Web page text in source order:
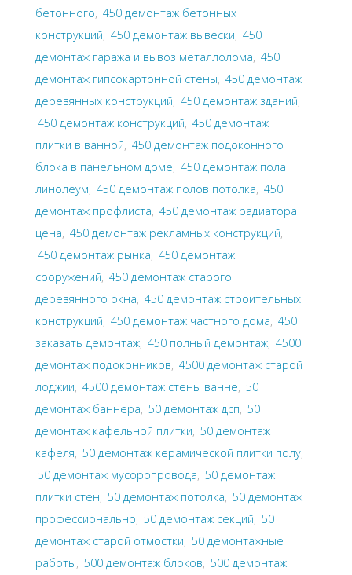
бетонного, 450 демонтаж бетонных
конструкций, 450 демонтаж вывески, 450
демонтаж гаража и вывоз металлолома, 450
демонтаж гипсокартонной стены, 450 демонтаж
деревянных конструкций, 450 демонтаж зданий,
450 демонтаж конструкций, 450 демонтаж
плитки в ванной, 450 демонтаж подоконного
блока в панельном доме, 450 демонтаж пола
линолеум, 450 демонтаж полов потолка, 450
демонтаж профлиста, 450 демонтаж радиатора
цена, 450 демонтаж рекламных конструкций,
450 демонтаж рынка, 450 демонтаж
сооружений, 450 демонтаж старого
деревянного окна, 450 демонтаж строительных
конструкций, 450 демонтаж частного дома, 450
заказать демонтаж, 450 полный демонтаж, 4500
демонтаж подоконников, 4500 демонтаж старой
лоджии, 4500 демонтаж стены ванне, 50
демонтаж баннера, 50 демонтаж дсп, 50
демонтаж кафельной плитки, 50 демонтаж
кафеля, 50 демонтаж керамической плитки полу,
50 демонтаж мусоропровода, 50 демонтаж
плитки стен, 50 демонтаж потолка, 50 демонтаж
профессионально, 50 демонтаж секций, 50
демонтаж старой отмостки, 50 демонтажные
работы, 500 демонтаж блоков, 500 демонтаж